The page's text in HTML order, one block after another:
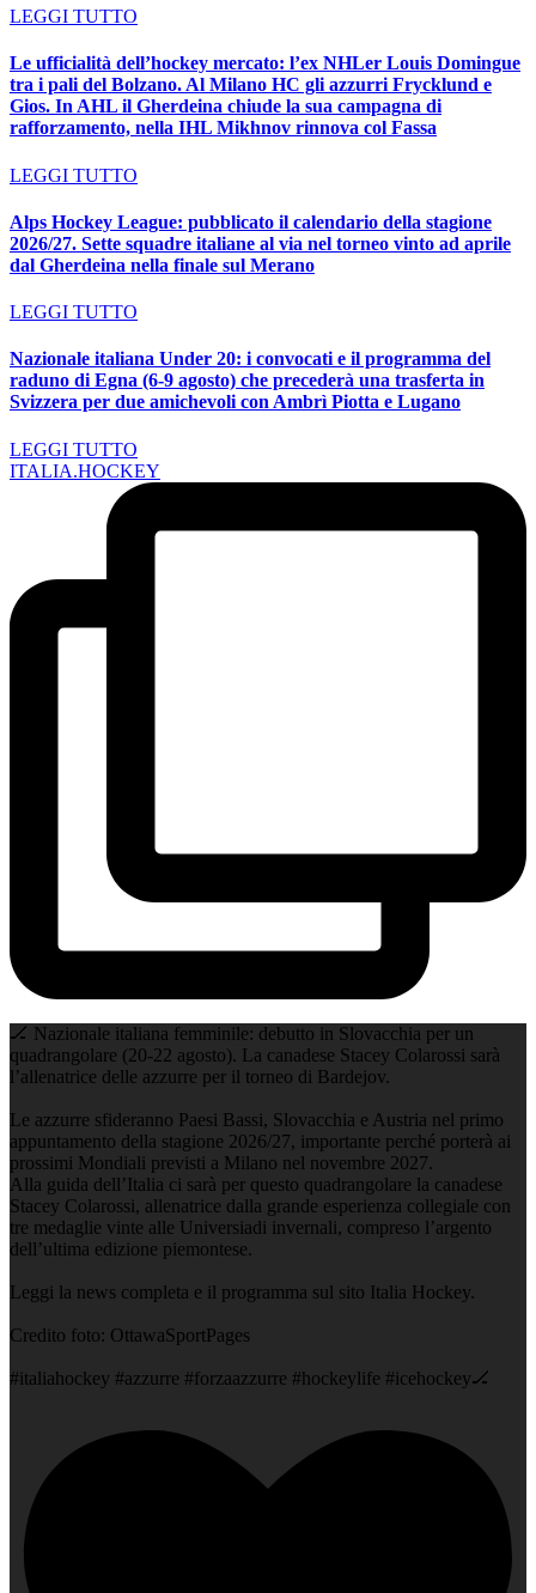
LEGGI TUTTO
Le ufficialità dell’hockey mercato: l’ex NHLer Louis Domingue
tra i pali del Bolzano. Al Milano HC gli azzurri Frycklund e
Gios. In AHL il Gherdeina chiude la sua campagna di
rafforzamento, nella IHL Mikhnov rinnova col Fassa
LEGGI TUTTO
Alps Hockey League: pubblicato il calendario della stagione
2026/27. Sette squadre italiane al via nel torneo vinto ad aprile
dal Gherdeina nella finale sul Merano
LEGGI TUTTO
Nazionale italiana Under 20: i convocati e il programma del
raduno di Egna (6-9 agosto) che precederà una trasferta in
Svizzera per due amichevoli con Ambrì Piotta e Lugano
LEGGI TUTTO
ITALIA.HOCKEY
🏒 Nazionale italiana femminile: debutto in Slovacchia per un
quadrangolare (20-22 agosto). La canadese Stacey Colarossi sarà
l’allenatrice delle azzurre per il torneo di Bardejov.
Le azzurre sfideranno Paesi Bassi, Slovacchia e Austria nel primo
appuntamento della stagione 2026/27, importante perché porterà ai
prossimi Mondiali previsti a Milano nel novembre 2027.
Alla guida dell’Italia ci sarà per questo quadrangolare la canadese
Stacey Colarossi, allenatrice dalla grande esperienza collegiale con
tre medaglie vinte alle Universiadi invernali, compreso l’argento
dell’ultima edizione piemontese.
Leggi la news completa e il programma sul sito Italia Hockey.
Credito foto: OttawaSportPages
#italiahockey #azzurre #forzaazzurre #hockeylife #icehockey🏒